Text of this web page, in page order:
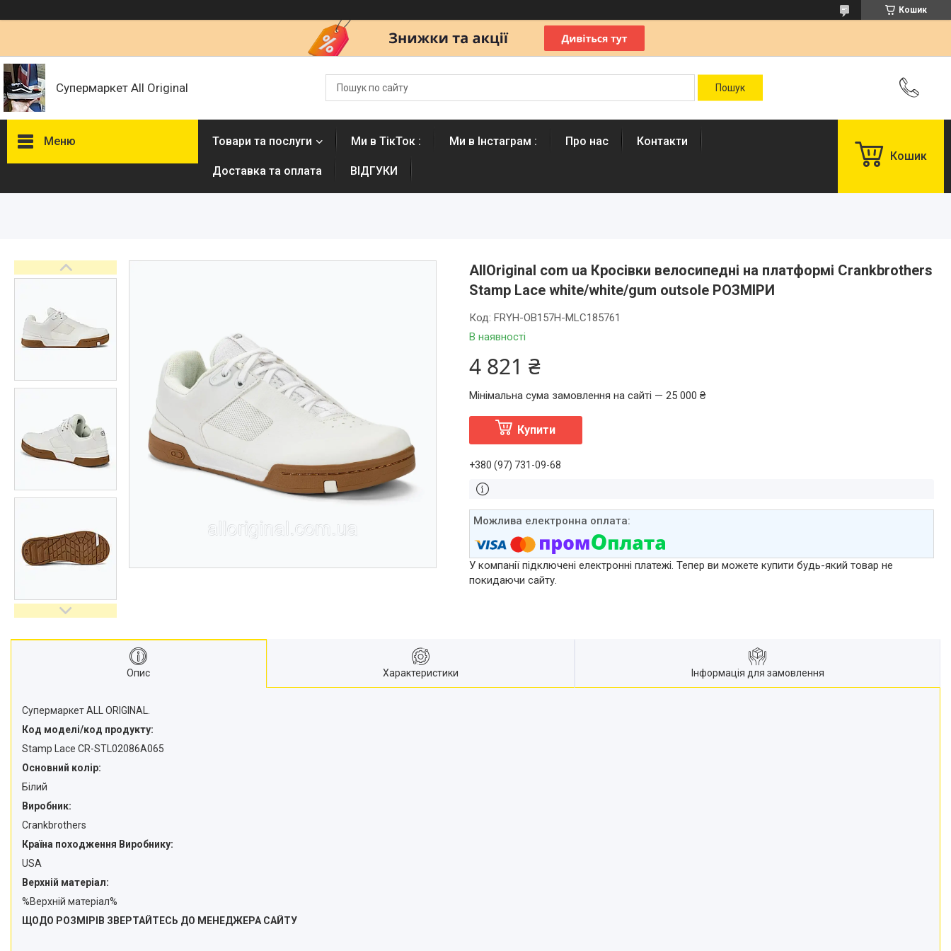
Кошик
Супермаркет All Original
Меню Товари та послуги Ми в ТікТок : Ми в Інстаграм : Про нас Контакти
Доставка та оплата ВІДГУКИ
Кошик
AllOriginal com ua Кросівки велосипедні на платформі Crankbrothers
Stamp Lace white/white/gum outsole РОЗМІРИ
В наявності
Код: FRYH-OB157H-MLC185761
4 821 ₴
Мінімальна сума замовлення на сайті — 25 000 ₴
Купити
+380 (97) 731-09-68
У компанії підключені електронні платежі. Тепер ви можете купити будь-який товар не
покидаючи сайту.
Опис Характеристики Інформація для замовлення
Супермаркет ALL ORIGINAL.
Код моделі/код продукту:
Stamp Lace CR-STL02086A065
Основний колір:
Білий
Виробник:
Crankbrothers
Країна походження Виробнику:
USA
Верхній матеріал:
%Верхній матеріал%
ЩОДО РОЗМІРІВ ЗВЕРТАЙТЕСЬ ДО МЕНЕДЖЕРА САЙТУ